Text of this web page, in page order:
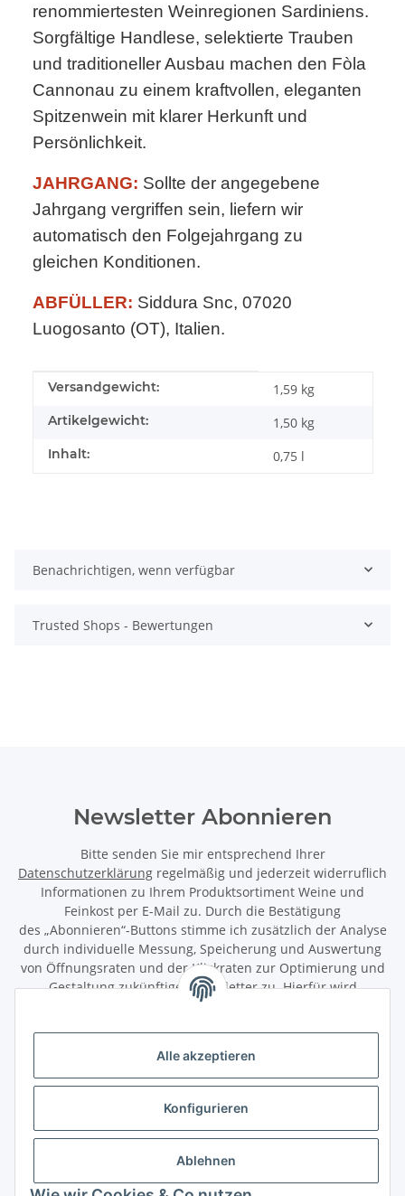
Alle akzeptieren
Konfigurieren
Ablehnen
renommiertesten Weinregionen Sardiniens.
Sorgfältige Handlese, selektierte Trauben
und traditioneller Ausbau machen den Fòla
Cannonau zu einem kraftvollen, eleganten
Spitzenwein mit klarer Herkunft und
Persönlichkeit.
JAHRGANG: Sollte der angegebene
Jahrgang vergriffen sein, liefern wir
automatisch den Folgejahrgang zu
gleichen Konditionen.
ABFÜLLER: Siddura Snc, 07020
Luogosanto (OT), Italien.
Produkteigenschaft
Wert
Versandgewicht: 1,59 kg
Artikelgewicht: 1,50 kg
Inhalt: 0,75 l
Benachrichtigen, wenn verfügbar
Trusted Shops - Bewertungen
Newsletter Abonnieren
Bitte senden Sie mir entsprechend Ihrer
Datenschutzerklärung regelmäßig und jederzeit widerruflich
Informationen zu Ihrem Produktsortiment Weine und
Feinkost per E-Mail zu. Durch die Bestätigung
des „Abonnieren“-Buttons stimme ich zusätzlich der Analyse
durch individuelle Messung, Speicherung und Auswertung
von Öffnungsraten und der Klickraten zur Optimierung und
Gestaltung zukünftiger Newsletter zu. Hierfür wird
das Nutzungsverhalten in pseudonymisierter Form
Wirkung für die Zukunft über den Link in unserem Newsletter
abbestellen / widerrufen.
Gesetzliche Informationen